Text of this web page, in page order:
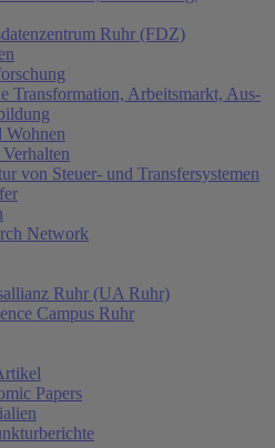
Ruhr (FDZ)
Transformation, Arbeitsmarkt, Aus-
Wohnen
von Steuer- und Transfersystemen
Network
Ruhr (UA Ruhr)
Campus Ruhr
Papers